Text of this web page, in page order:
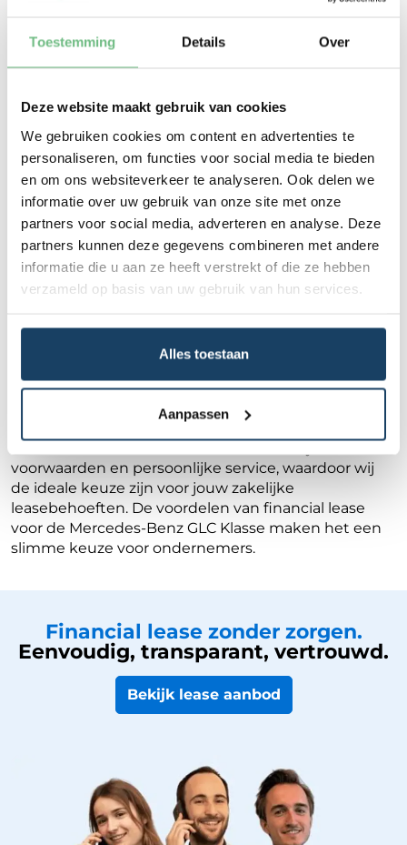
Toestemming Details Over
Deze website maakt gebruik van cookies
We gebruiken cookies om content en advertenties te
personaliseren, om functies voor social media te bieden
en om ons websiteverkeer te analyseren. Ook delen we
informatie over uw gebruik van onze site met onze
partners voor social media, adverteren en analyse. Deze
partners kunnen deze gegevens combineren met andere
informatie die u aan ze heeft verstrekt of die ze hebben
verzameld op basis van uw gebruik van hun services.
Alles toestaan
Aanpassen
aantrekkelijk leasebedrag. Occasions zijn vaak direct
zorgen we voor transparante voorwaarden en een
genieten van je GLC Klasse. Onze expertise en
klantgerichte aanpak maken ons de ideale partner
voor jouw Mercedes-Benz GLC Klasse occasion
leasen.
Voordelen financial lease van
Mercedes-Benz GLC Klasse
Benz GLC Klassezijn talrijk. Ten eerste behoud je
liquiditeit, omdat je geen grote investering vooraf
voordelen, zoalsrenteaftreken afschrijving. Tot slot
biedt de GLC Klasse een hoge restwaarde, wat
gunstig is voor de totale kosten van de lease.
voorwaarden en persoonlijke service, waardoor wij
de ideale keuze zijn voor jouw zakelijke
leasebehoeften. De voordelen van financial lease
voor de Mercedes-Benz GLC Klasse maken het een
slimme keuze voor ondernemers.
Financial lease zonder zorgen.
Eenvoudig, transparant, vertrouwd.
Bekijk lease aanbod